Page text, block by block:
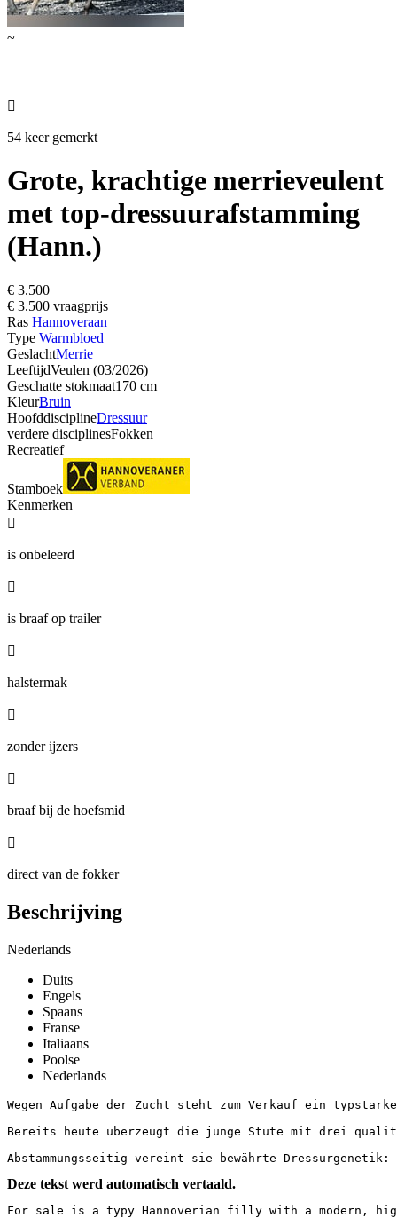
~

54 keer gemerkt
Grote, krachtige merrieveulent
met top-dressuurafstamming
(Hann.)
€ 3.500
€ 3.500 vraagprijs
Ras Hannoveraan
Type Warmbloed
GeslachtMerrie
LeeftijdVeulen (03/2026)
Geschatte stokmaat170 cm
KleurBruin
HoofddisciplineDressuur
verdere disciplinesFokken
Recreatief
Stamboek
Kenmerken

is onbeleerd

is braaf op trailer

halstermak

zonder ijzers

braaf bij de hoefsmid

direct van de fokker
Beschrijving
Nederlands
Duits
Engels
Spaans
Franse
Italiaans
Poolse
Nederlands
Wegen Aufgabe der Zucht steht zum Verkauf ein
Bereits heute überzeugt die junge Stute mit drei
Abstammungsseitig vereint sie bewährte
Deze tekst werd automatisch vertaald.
For sale is a typy Hannoverian filly with a modern,